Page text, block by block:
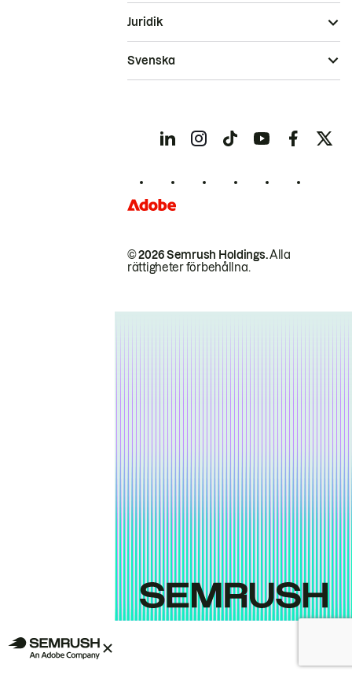
© 2026 Semrush Holdings.Alla
rättigheter förbehållna.
Juridik
Svenska